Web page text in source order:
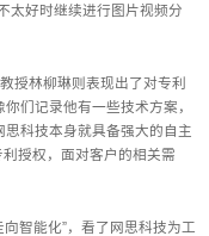
太好时继续进行图片视频分
授林柳琳则表现出了对专利
们记录他有一些技术方案，
科技本身就具备强大的自主
授权，面对客户的相关需
智能化”，看了网思科技为工